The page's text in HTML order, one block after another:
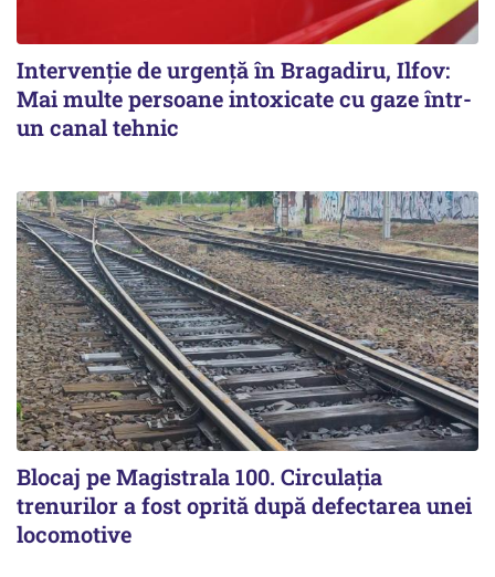
Intervenție de urgență în Bragadiru, Ilfov:
Mai multe persoane intoxicate cu gaze într-
un canal tehnic
Blocaj pe Magistrala 100. Circulația
trenurilor a fost oprită după defectarea unei
locomotive